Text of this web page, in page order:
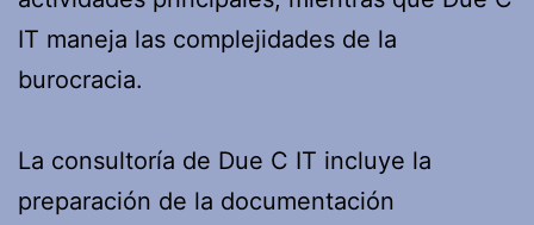
IT maneja las complejidades de la
burocracia.
La consultoría de Due C IT incluye la
preparación de la documentación